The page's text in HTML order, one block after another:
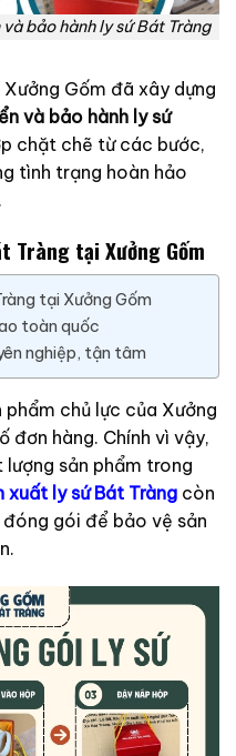
bảo hành ly sứ Bát Tràng
Gốm đã xây dựng
và bảo hành ly sứ
chặt chẽ từ các bước,
tình trạng hoàn hảo
Tràng tại Xưởng Gốm
tại Xưởng Gốm
toàn quốc
nghiệp, tận tâm
phẩm chủ lực của Xưởng
đơn hàng. Chính vì vậy,
sản phẩm trong
xuất ly sứ Bát Tràng còn
gói để bảo vệ sản